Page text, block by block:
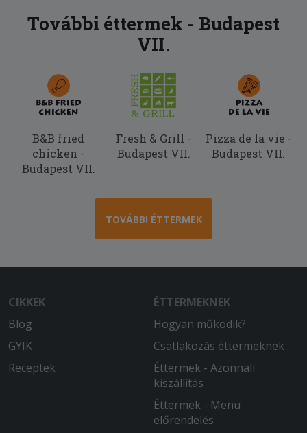
További éttermek - Budapest
VII.
B&B fried
chicken -
Budapest VII.
Fresh & Grill -
Budapest VII.
Pizza de la vie -
Budapest VII.
TOVÁBBI ÉTTERMEK
CIKKEK
Blog
GYIK
Receptek
ÉTTERMEKNEK
Hogyan működik?
Csatlakozás éttermeknek
Éttermek - Azonnali
kiszállítás
Éttermek - Menü
előrendelés